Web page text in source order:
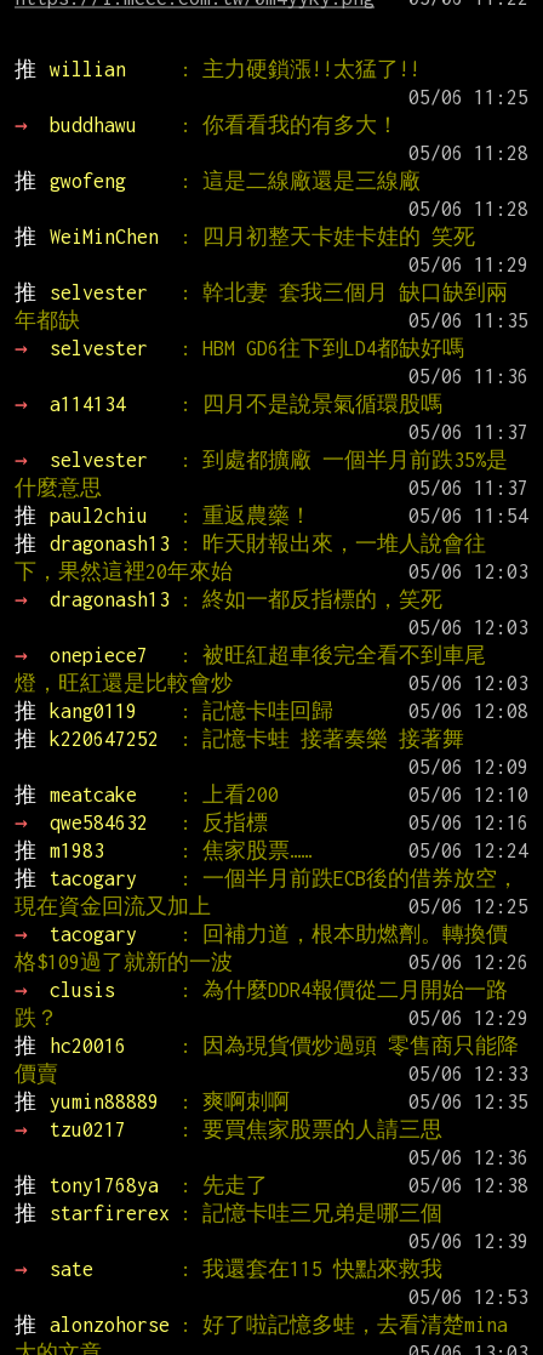
推 willian
: 主力硬鎖漲!!太猛了!!
→
buddhawu
: 你看看我的有多大！
推
gwofeng
: 這是二線廠還是三線廠
推
WeiMinChen
: 四月初整天卡娃卡娃的 笑死
推
selvester
: 幹北妻 套我三個月 缺口缺到兩
年都缺
→
selvester
: HBM GD6往下到LD4都缺好嗎
→
a114134
: 四月不是說景氣循環股嗎
→
selvester
: 到處都擴廠 一個半月前跌35%是
什麼意思
推
paul2chiu : 重返農藥！
推
dragonash13
: 昨天財報出來，一堆人說會往
下，果然這裡20年來始
→
dragonash13
: 終如一都反指標的，笑死
→
onepiece7
: 被旺紅超車後完全看不到車尾
燈，旺紅還是比較會炒
推
kang0119 : 記憶卡哇回歸
推
k220647252
: 記憶卡蛙 接著奏樂 接著舞
推
meatcake : 上看200
→
qwe584632 : 反指標
推
m1983 : 焦家股票……
推
tacogary
: 一個半月前跌ECB後的借券放空，
現在資金回流又加上
→
tacogary
: 回補力道，根本助燃劑。轉換價
格$109過了就新的一波
→
clusis
: 為什麼DDR4報價從二月開始一路
跌？
推
hc20016
: 因為現貨價炒過頭 零售商只能降
價賣
推
yumin88889 : 爽啊刺啊
→
tzu0217
: 要買焦家股票的人請三思
推
tony1768ya : 先走了
推
starfirerex
: 記憶卡哇三兄弟是哪三個
→
sate
: 我還套在115 快點來救我
推
alonzohorse
: 好了啦記憶多蛙，去看清楚mina